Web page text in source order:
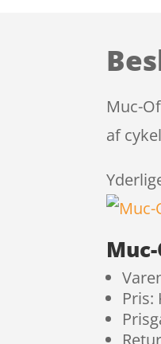
Muc-
af
Pris: